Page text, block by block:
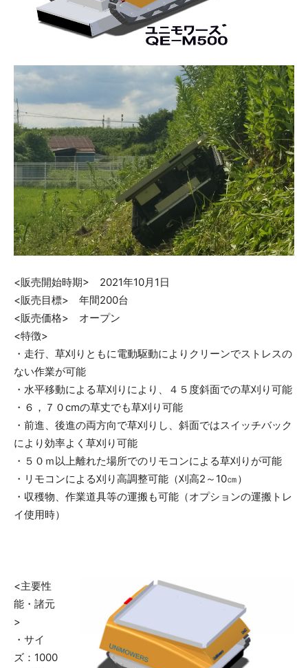
<販売開始時期> 2021年10月1日
<販売目標> 年間200台
<販売価格> オープン
<特徴>
・走行、草刈りともに電動駆動によりクリーンでストレスの
ない作業が可能
・水平移動による草刈りにより、４５度斜面での草刈り可能
・６，７０cmの草丈でも草刈り可能
・前進、後進の両方向で草刈りし、斜面ではスイッチバック
により効率よく草刈り可能
・５０ｍ以上離れた場所でのリモコンによる草刈りが可能
・リモコンによる刈り高調整可能（刈高2～10㎝）
・収穫物、作業道具等の運搬も可能（オプションの運搬トレ
イ使用時）
<主要性
能・諸元
>
・サイ
ズ：1000